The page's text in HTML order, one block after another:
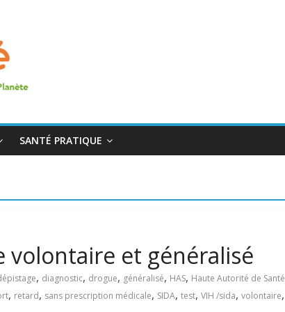
SANTÉ PRATIQUE
volontaire et généralisé
, diagnostic, drogue, généralisé, HAS, Haute Autorité de Santé
, retard, sans prescription médicale, SIDA, test, VIH /sida, volontaire,